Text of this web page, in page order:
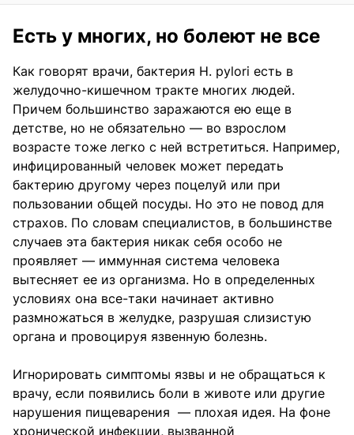
Есть у многих, но болеют не все
Как говорят врачи, бактерия H. pylori есть в
желудочно-кишечном тракте многих людей.
Причем большинство заражаются ею еще в
детстве, но не обязательно — во взрослом
возрасте тоже легко с ней встретиться. Например,
инфицированный человек может передать
бактерию другому через поцелуй или при
пользовании общей посуды. Но это не повод для
страхов. По словам специалистов, в большинстве
случаев эта бактерия никак себя особо не
проявляет — иммунная система человека
вытесняет ее из организма. Но в определенных
условиях она все-таки начинает активно
размножаться в желудке, разрушая слизистую
органа и провоцируя язвенную болезнь.
Игнорировать симптомы язвы и не обращаться к
врачу, если появились боли в животе или другие
нарушения пищеварения — плохая идея. На фоне
хронической инфекции, вызванной